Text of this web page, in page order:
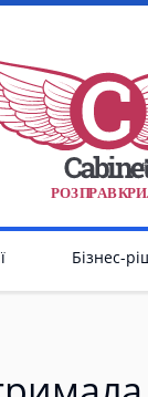
РОЗПРАВКРИ
Бізнес-